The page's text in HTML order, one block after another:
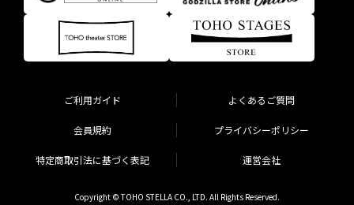
ご利用ガイド よくあるご質問
会員規約 プライバシーポリシー
特定商取引法に基づく表記 運営会社
Copyright © TOHO STELLA CO., LTD. All Rights Reserved.